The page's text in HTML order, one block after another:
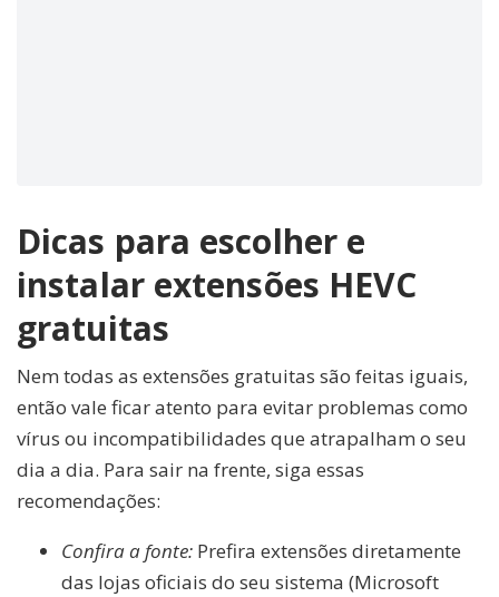
Dicas para escolher e
instalar extensões HEVC
gratuitas
Nem todas as extensões gratuitas são feitas iguais,
então vale ficar atento para evitar problemas como
vírus ou incompatibilidades que atrapalham o seu
dia a dia. Para sair na frente, siga essas
recomendações:
Confira a fonte: Prefira extensões diretamente
das lojas oficiais do seu sistema (Microsoft